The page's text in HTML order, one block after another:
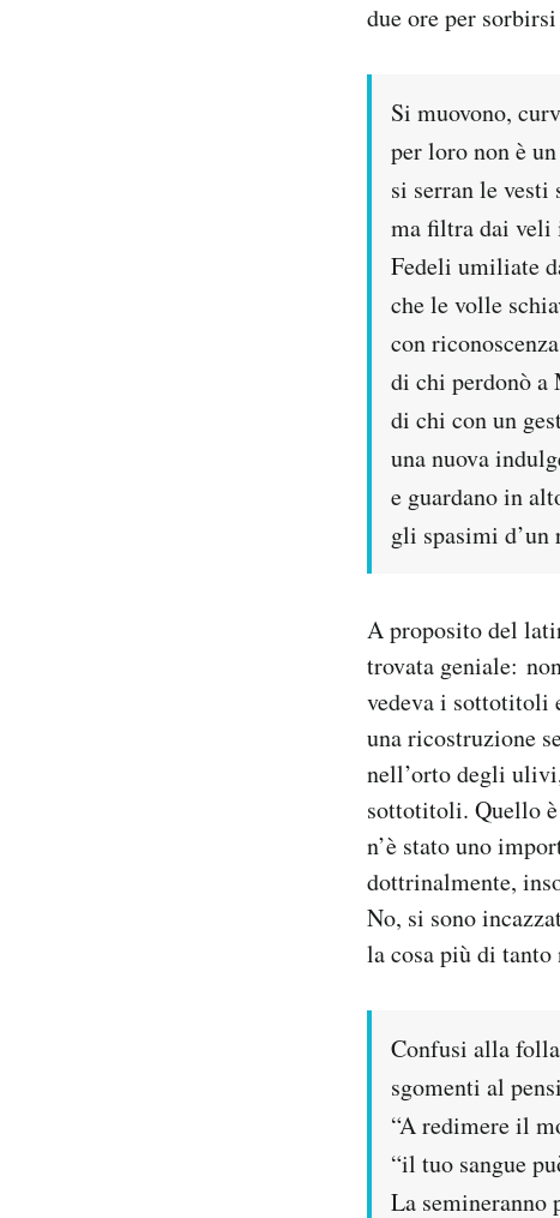
due ore per
Si muovono,
per loro non è
si serran le vesti
ma filtra dai veli
Fedeli umiliate
che le volle
con
di chi perdonò a
di chi con un
una nuova
e guardano in
gli spasimi d’un
A proposito del
trovata geniale:
vedeva i sottotitoli
una ricostruzione
nell’orto degli
sottotitoli. Quello
n’è stato uno
dottrinalmente,
No, si sono
la cosa più di
Confusi alla
sgomenti al
“A redimere il
“il tuo sangue
La semineranno